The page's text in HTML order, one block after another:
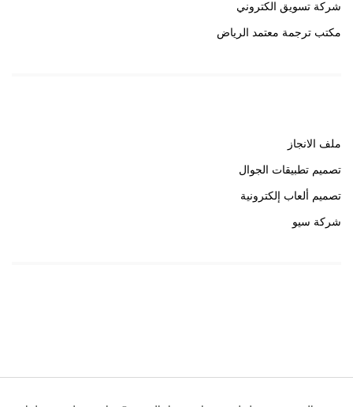
شركة تسويق الكتروني
مكتب ترجمة معتمد الرياض
ملف الانجاز
تصميم تطبيقات الجوال
تصميم ألعاب إلكترونية
شركة سيو